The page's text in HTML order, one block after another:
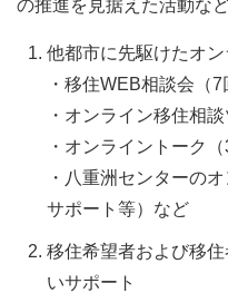
の推進を見据えた活動な
他都市に先駆けたオ
・移住WEB相談会（7
・オンライン移住相談
・オンライントーク（
・八重洲センターの
サポート等）など
移住希望者および移
いサポート